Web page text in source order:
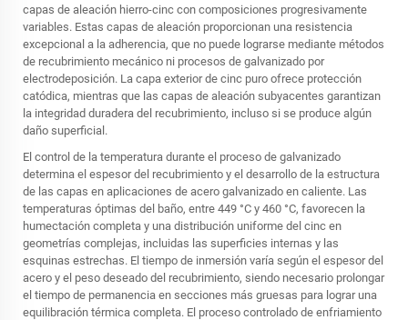
capas de aleación hierro-cinc con composiciones progresivamente
variables. Estas capas de aleación proporcionan una resistencia
excepcional a la adherencia, que no puede lograrse mediante métodos
de recubrimiento mecánico ni procesos de galvanizado por
electrodeposición. La capa exterior de cinc puro ofrece protección
catódica, mientras que las capas de aleación subyacentes garantizan
la integridad duradera del recubrimiento, incluso si se produce algún
daño superficial.
El control de la temperatura durante el proceso de galvanizado
determina el espesor del recubrimiento y el desarrollo de la estructura
de las capas en aplicaciones de acero galvanizado en caliente. Las
temperaturas óptimas del baño, entre 449 °C y 460 °C, favorecen la
humectación completa y una distribución uniforme del cinc en
geometrías complejas, incluidas las superficies internas y las
esquinas estrechas. El tiempo de inmersión varía según el espesor del
acero y el peso deseado del recubrimiento, siendo necesario prolongar
el tiempo de permanencia en secciones más gruesas para lograr una
equilibración térmica completa. El proceso controlado de enfriamiento